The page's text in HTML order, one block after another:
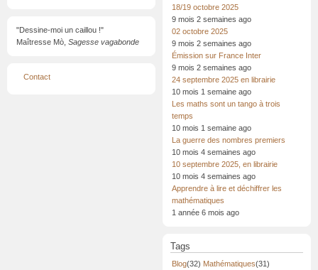
"Dessine-moi un caillou !"
Maîtresse Mò, Sagesse vagabonde
Menu
Contact
18/19 octobre 2025
9 mois 2 semaines ago
02 octobre 2025
9 mois 2 semaines ago
Émission sur France Inter
9 mois 2 semaines ago
24 septembre 2025 en librairie
10 mois 1 semaine ago
Les maths sont un tango à trois
temps
10 mois 1 semaine ago
La guerre des nombres premiers
10 mois 4 semaines ago
10 septembre 2025, en librairie
10 mois 4 semaines ago
Apprendre à lire et déchiffrer les
mathématiques
1 année 6 mois ago
Tags
Blog(32) Mathématiques(31)